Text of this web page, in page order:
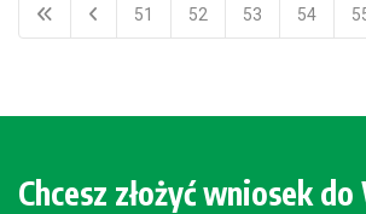
51 52 53 54
Chcesz złożyć wniosek